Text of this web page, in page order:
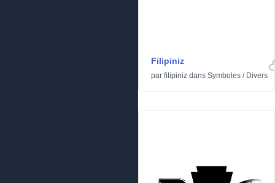
Filipiniz
par filipiniz dans Symboles / Divers